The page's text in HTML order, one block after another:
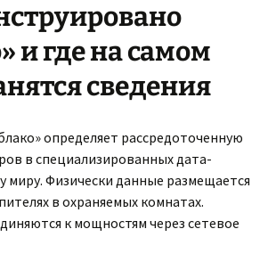
и где на самом
сведения
определяет рассредоточенную
в специализированных дата-
миру. Физически данные размещается
в охраняемых комнатах.
к мощностям через сетевое